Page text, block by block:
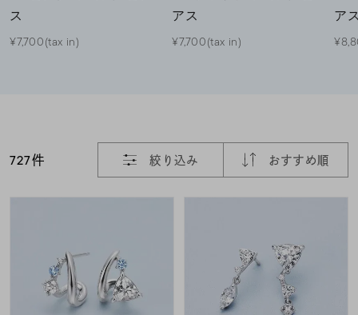
石の色
リングサイズ
ス
¥7,700(tax in)
アス
¥7,700(tax in)
ア
727件 絞り込み おすすめ順